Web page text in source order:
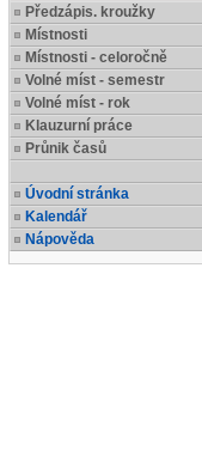
Předzápis. kroužky
Místnosti
Místnosti - celoročně
Volné míst - semestr
Volné míst - rok
Klauzurní práce
Průnik časů
Úvodní stránka
Kalendář
Nápověda